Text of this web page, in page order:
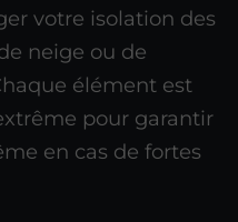
votre isolation des
neige ou de
élément est
pour garantir
en cas de fortes